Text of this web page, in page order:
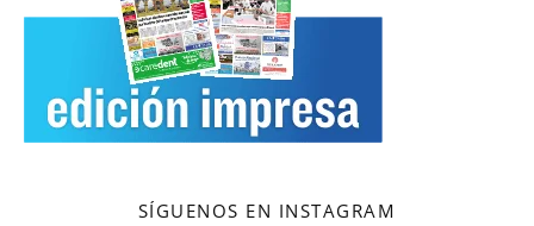
SÍGUENOS EN INSTAGRAM